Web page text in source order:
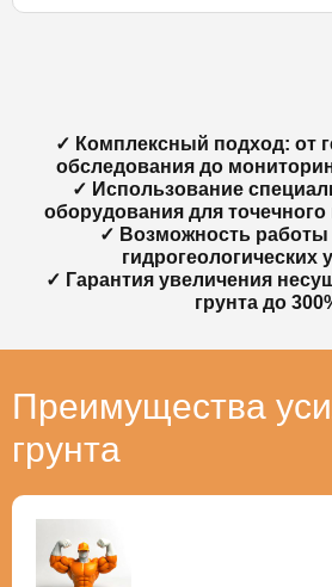
✓ Комплексный подход: от
обследования до
✓ Использование
оборудования для
✓ Возможность
гидрогеологических
✓ Гарантия увеличения
грунта до
Преимущества
грунта